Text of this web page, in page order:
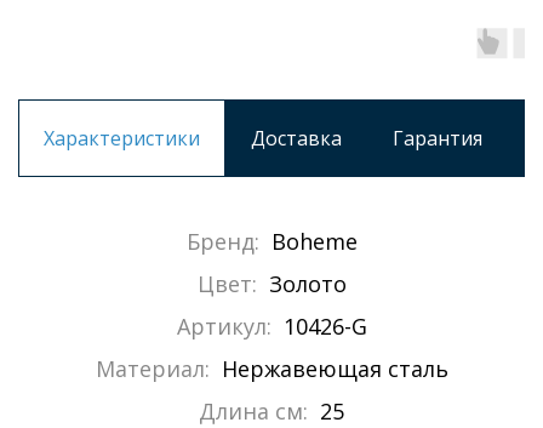
Характеристики Доставка Гарантия
Бренд: Boheme
Цвет: Золото
Артикул: 10426-G
Материал: Нержавеющая сталь
Длина см: 25